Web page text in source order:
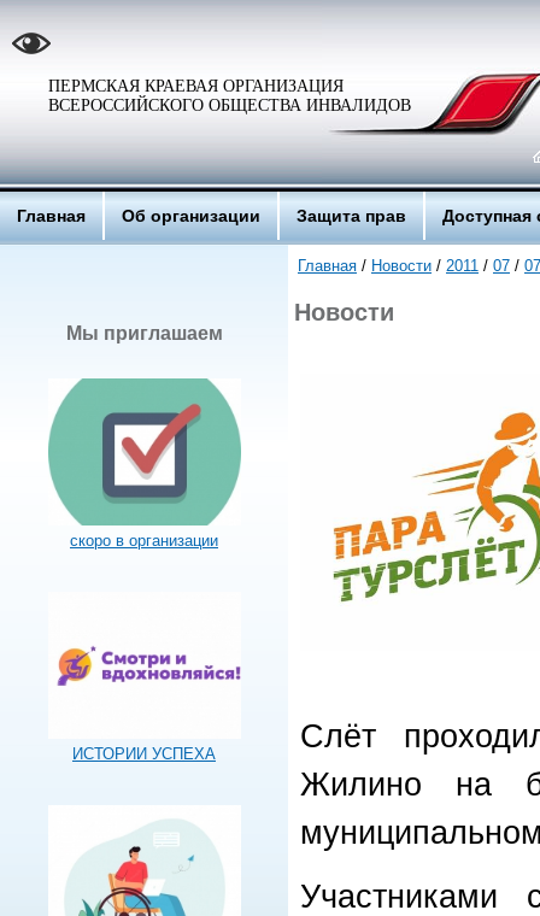
ПЕРМСКАЯ КРАЕВАЯ ОРГАНИЗАЦИЯ
ВСЕРОССИЙСКОГО ОБЩЕСТВА ИНВАЛИДОВ
Главная Об организации Защита прав Доступная
Мы приглашаем
скоро в организации
ИСТОРИИ УСПЕХА
Главная / Новости / 2011 / 07 / 07
Новости
Слёт
Жилино на
Участниками